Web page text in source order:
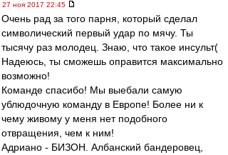
27 ноя 2017 22:45
Очень рад за того парня, который сделал
символический первый удар по мячу. Ты
тысячу раз молодец. Знаю, что такое инсульт(
Надеюсь, ты сможешь оправится максимально
возможно!
Команде спасибо! Мы выебали самую
ублюдочную команду в Европе! Более ни к
чему живому у меня нет подобного
отвращения, чем к ним!
Адриано - БИЗОН. Албанский бандеровец,